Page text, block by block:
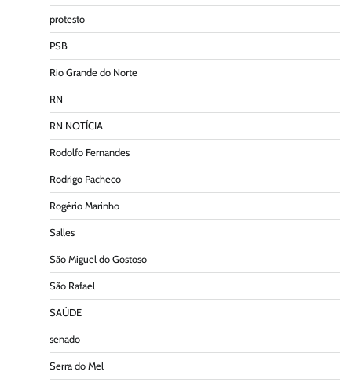
protesto
PSB
Rio Grande do Norte
RN
RN NOTÍCIA
Rodolfo Fernandes
Rodrigo Pacheco
Rogério Marinho
Salles
São Miguel do Gostoso
São Rafael
SAÚDE
senado
Serra do Mel